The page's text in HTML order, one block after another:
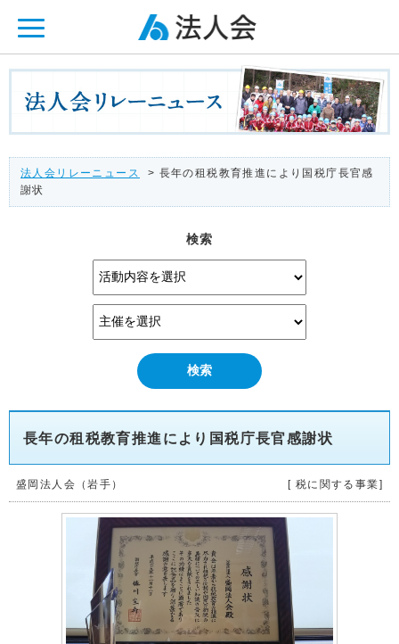
法人会リレーニュース
> 長年の租税教育推進により国税庁長官感
謝状
検索
長年の租税教育推進により国税庁長官感謝状
盛岡法人会（岩手） [ 税に関する事業]